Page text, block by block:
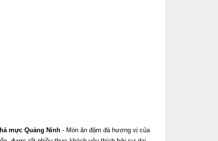
mực Quảng Ninh - Món ăn đậm đà hương vị của